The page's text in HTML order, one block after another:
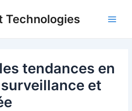
Technologies
tendances en
et